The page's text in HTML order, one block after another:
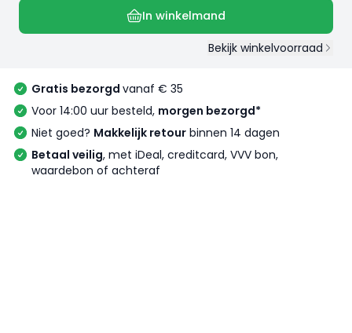
In winkelmand
Bekijk winkelvoorraad
Gratis bezorgd vanaf € 35
Voor 14:00 uur besteld, morgen bezorgd*
Niet goed? Makkelijk retour binnen 14 dagen
Betaal veilig, met iDeal, creditcard, VVV bon,
waardebon of achteraf